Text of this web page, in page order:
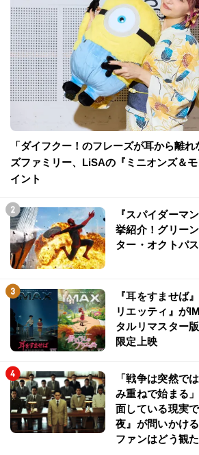
「ダイフクー！のフレーズが耳から離
ズファミリー、LiSAの『ミニオンズ＆
イント
『スパイダーマ
挙紹介！グリー
ター・オクトパ
『耳をすませば
リエッティ』が
タルリマスター
限定上映
「戦争は突然で
み重ねで始まる
面している現実
夜』が問いかけ
ファンはどう観た